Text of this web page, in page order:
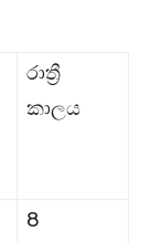
රාත්‍රී
කාලය
8